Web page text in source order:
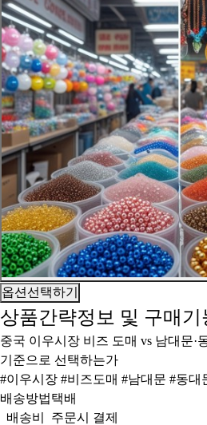
옵션선택하기
상품간략정보 및 구매기
중국 이우시장 비즈 도매 vs 남대문·
기준으로 선택하는가
#이우시장 #비즈도매 #남대문 #동대
배송방법택배
배송비
주문시 결제